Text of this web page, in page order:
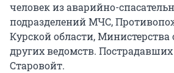
человек из аварийно-
подразделений МЧС,
Курской области,
других ведомств.
Старовойт.